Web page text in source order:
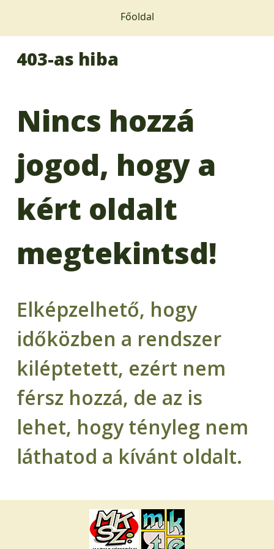
Főoldal
403-as hiba
Nincs hozzá
jogod, hogy a
kért oldalt
megtekintsd!
Elképzelhető, hogy
időközben a rendszer
kiléptetett, ezért nem
férsz hozzá, de az is
lehet, hogy tényleg nem
láthatod a kívánt oldalt.